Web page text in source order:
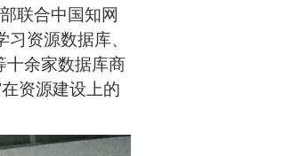
联合中国知网
资源数据库、
十余家数据库商
资源建设上的